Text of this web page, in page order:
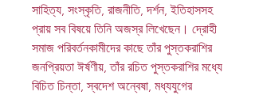
সাহিত্য, সংস্কৃতি, রাজনীতি, দর্শন, ইতিহাসসহ
প্রায় সব বিষয়ে তিনি অজস্র লিখেছেন। দ্রোহী
সমাজ পরিবর্তনকামীদের কাছে তাঁর পুস্তকরাশির
জনপ্রিয়তা ঈর্ষণীয়, তাঁর রচিত পুস্তকরাশির মধ্যে
বিচিত চিন্তা, স্বদেশ অন্বেষা, মধ্যযুগের